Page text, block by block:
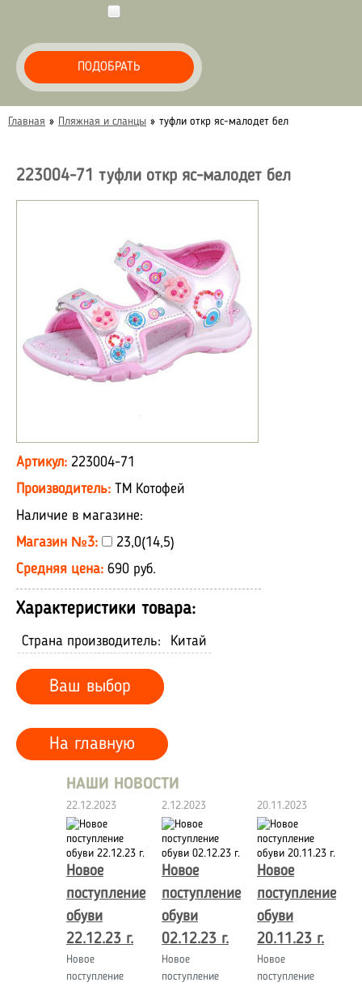
ПОДОБРАТЬ
Главная » Пляжная и сланцы » туфли откр яс-малодет бел
223004-71 туфли откр яс-малодет бел
Артикул: 223004-71
Производитель: ТМ Котофей
Наличие в магазине:
Магазин №3:
23,0(14,5)
Средняя цена: 690 руб.
Характеристики товара:
Страна производитель: Китай
Ваш выбор
На главную
НАШИ НОВОСТИ
22.12.2023
Новое
поступление
обуви
22.12.23 г.
Новое
поступление
2.12.2023
Новое
поступление
обуви
02.12.23 г.
Новое
поступление
20.11.2023
Новое
поступление
обуви
20.11.23 г.
Новое
поступление